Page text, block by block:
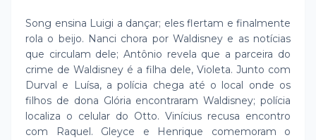
Song ensina Luigi a dançar; eles flertam e finalmente
rola o beijo. Nanci chora por Waldisney e as notícias
que circulam dele; Antônio revela que a parceira do
crime de Waldisney é a filha dele, Violeta. Junto com
Durval e Luísa, a polícia chega até o local onde os
filhos de dona Glória encontraram Waldisney; polícia
localiza o celular do Otto. Vinícius recusa encontro
com Raquel. Gleyce e Henrique comemoram o